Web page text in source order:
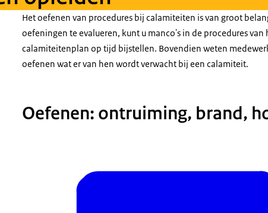
Het oefenen van procedures bij calamiteiten is van groot
oefeningen te evalueren, kunt u manco's in de procedures van
calamiteitenplan op tijd bijstellen. Bovendien weten
oefenen wat er van hen wordt verwacht bij een calamiteit.
Oefenen: ontruiming, brand,